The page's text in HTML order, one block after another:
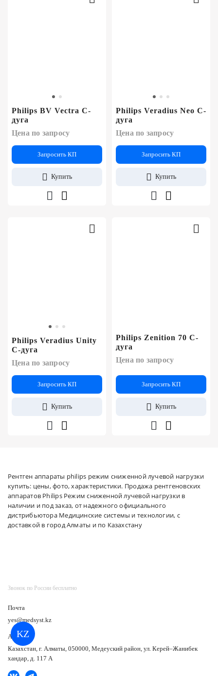
KZ
Philips BV Vectra С-
дуга
Цена по запросу
Запросить КП
Купить
Philips Veradius Neo С-
дуга
Цена по запросу
Запросить КП
Купить
Philips Veradius Unity
С-дуга
Цена по запросу
Запросить КП
Купить
Philips Zenition 70 С-
дуга
Цена по запросу
Запросить КП
Купить
Рентген аппараты philips режим сниженной лучевой нагрузки
купить: цены, фото, характеристики. Продажа рентгеновских
аппаратов Philips Режим сниженной лучевой нагрузки в
наличии и под заказ, от надежного официального
дистрибьютора Медицинские системы и технологии, с
доставкой в город Алматы и по Казахстану
Звонок по России бесплатно
Почта
yes@medsyst.kz
Адрес
Казахстан, г. Алматы, 050000, Медеуский район, ул. Керей–Жанибек
хандар, д. 117 А